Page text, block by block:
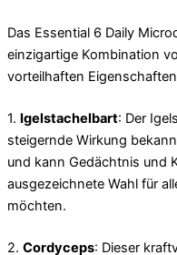
Das Essential 6 Daily
einzigartige Kombination
vorteilhaften
1. Igelstachelbart: Der
steigernde Wirkung
und kann Gedächtnis und
ausgezeichnete Wahl für
möchten.
2. Cordyceps: Dieser